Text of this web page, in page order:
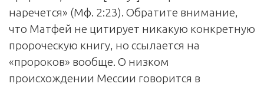
наречется» (Мф. 2:23). Обратите внимание,
что Матфей не цитирует никакую конкретную
пророческую книгу, но ссылается на
«пророков» вообще. О низком
происхождении Мессии говорится в